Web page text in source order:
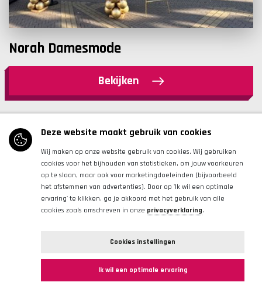
Norah Damesmode
Bekijken
Deze website maakt gebruik van cookies
Wij maken op onze website gebruik van cookies. Wij gebruiken
cookies voor het bijhouden van statistieken, om jouw voorkeuren
op te slaan, maar ook voor marketingdoeleinden (bijvoorbeeld
het afstemmen van advertenties). Door op 'Ik wil een optimale
ervaring' te klikken, ga je akkoord met het gebruik van alle
cookies zoals omschreven in onze privacyverklaring.
Cookies instellingen
Ik wil een optimale ervaring